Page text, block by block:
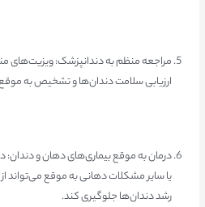
مراجعه منظم به دندانپزشک: ویزیت‌های
ارزیابی سلامت دندان‌ها و تشخیص به
درمان به موقع بیماری‌های دهان و دندان:
یا سایر مشکلات دهانی به موقع می‌تواند از
رشد دندان‌ها جلوگیری کند.